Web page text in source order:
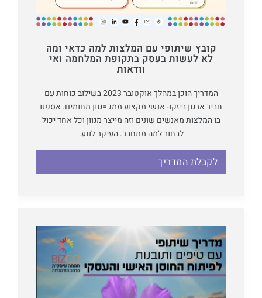
קובץ שיתופי עם המלצות למה כדאי ומה
לא לעשות בעסק בתקופת המלחמה ואי
וודאות
המדריך הוכן במהלך אוקטובר 2023 בשילוב כוחות עם
חביר ארגון ביזקו- אנשי מקצוע ממכ=גוון תחומים. אספנו
בו המלצות מאנשים שונים וזה מייצר מגוון וכל אחד יכול
לבחור למה מתחבר. העיקר לנוע.
לקבלת המדריך